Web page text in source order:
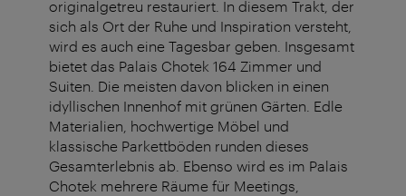
originalgetreu restauriert. In diesem Trakt, der
sich als Ort der Ruhe und Inspiration versteht,
wird es auch eine Tagesbar geben. Insgesamt
bietet das Palais Chotek 164 Zimmer und
Suiten. Die meisten davon blicken in einen
idyllischen Innenhof mit grünen Gärten. Edle
Materialien, hochwertige Möbel und
klassische Parkettböden runden dieses
Gesamterlebnis ab. Ebenso wird es im Palais
Chotek mehrere Räume für Meetings,